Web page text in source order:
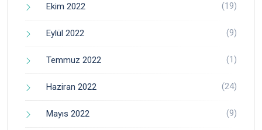
Ekim 2022 (19)
Eylül 2022 (9)
Temmuz 2022 (1)
Haziran 2022 (24)
Mayıs 2022 (9)